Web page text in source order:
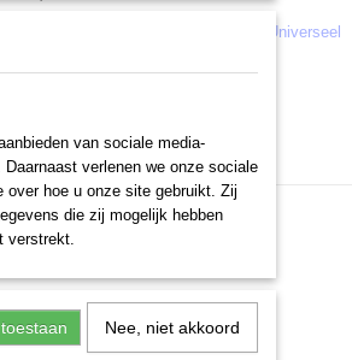
uit de jaren '30 van de vorige eeuw. Universeel
van sociale media-
verlenen we onze sociale
over hoe u onze site gebruikt. Zij
die zij mogelijk hebben
verstrekt.
Nee, niet akkoord